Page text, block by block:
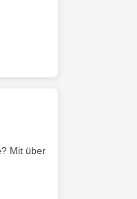
? Mit über